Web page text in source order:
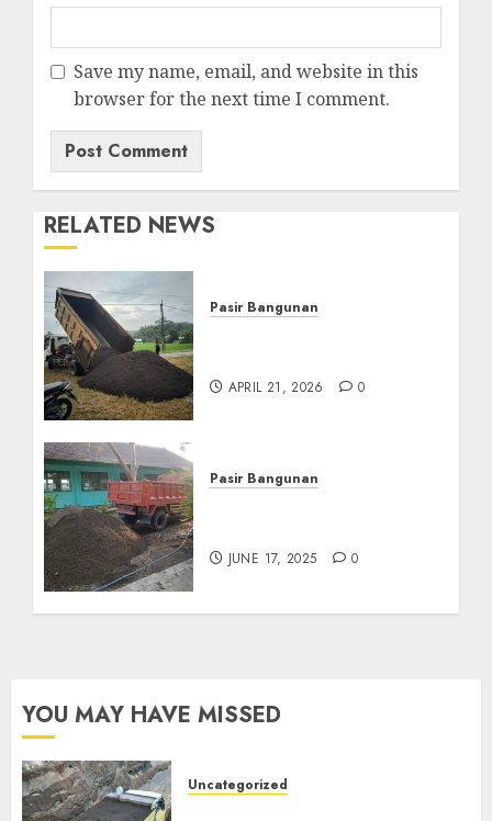
Save my name, email, and website in this
browser for the next time I comment.
RELATED NEWS
Pasir Bangunan
APRIL 21, 2026 0
Pasir Bangunan
JUNE 17, 2025 0
YOU MAY HAVE MISSED
Uncategorized